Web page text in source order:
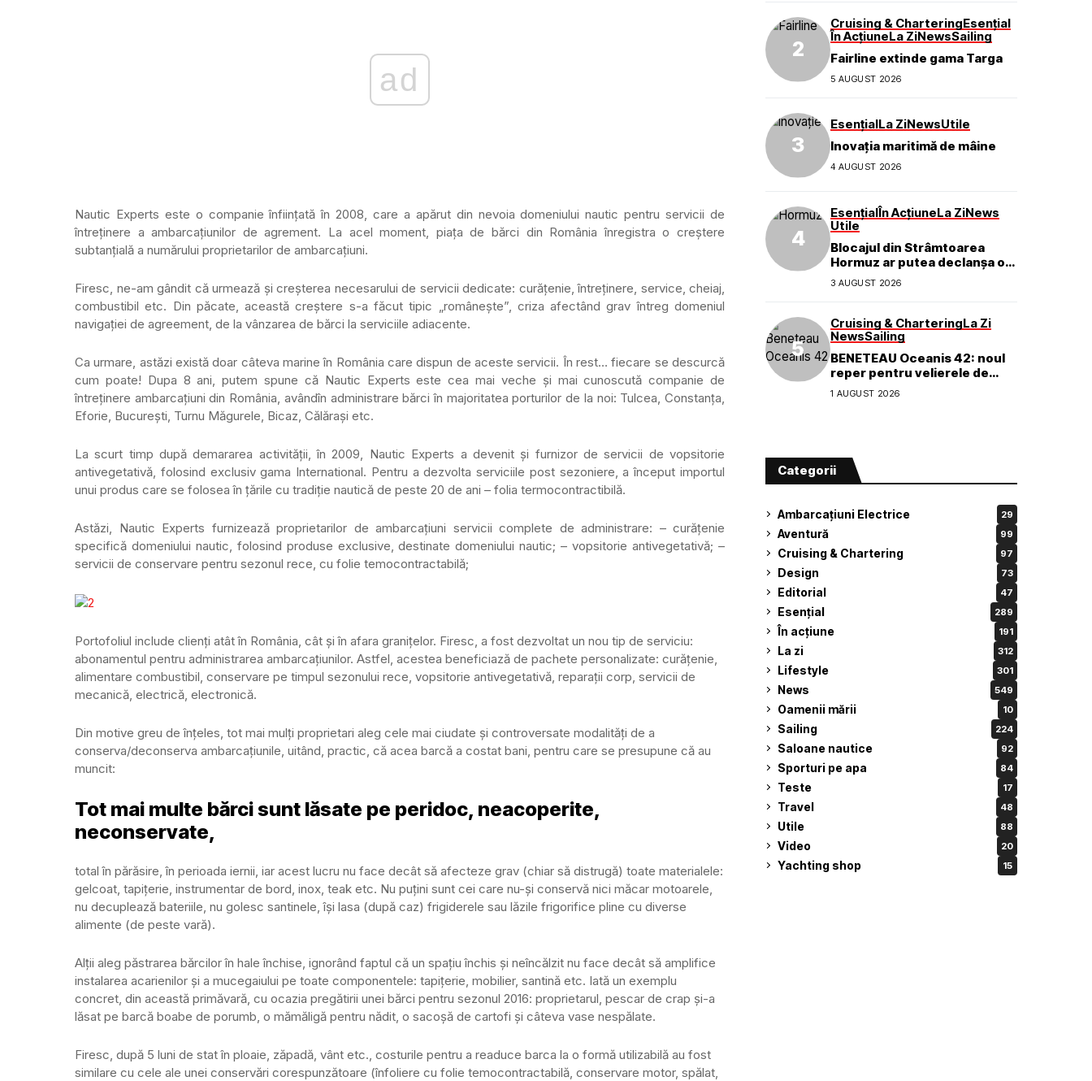
ad
Nautic Experts este o companie înființată în 2008, care a apărut din nevoia domeniului nautic pentru servicii de
întreținere a ambarcațiunilor de agrement. La acel moment, piața de bărci din România înregistra o creștere
subtanțială a numărului proprietarilor de ambarcațiuni.
Firesc, ne-am gândit că urmează și creșterea necesarului de servicii dedicate: curățenie, întreținere, service, cheiaj,
combustibil etc. Din păcate, această creștere s-a făcut tipic „românește”, criza afectând grav întreg domeniul
navigației de agreement, de la vânzarea de bărci la serviciile adiacente.
Ca urmare, astăzi există doar câteva marine în România care dispun de aceste servicii. În rest… fiecare se descurcă
cum poate! Dupa 8 ani, putem spune că Nautic Experts este cea mai veche și mai cunoscută companie de
întreținere ambarcațiuni din România, avândîn administrare bărci în majoritatea porturilor de la noi: Tulcea, Constanța,
Eforie, București, Turnu Măgurele, Bicaz, Călărași etc.
La scurt timp după demararea activității, în 2009, Nautic Experts a devenit și furnizor de servicii de vopsitorie
antivegetativă, folosind exclusiv gama International. Pentru a dezvolta serviciile post sezoniere, a început importul
unui produs care se folosea în țările cu tradiție nautică de peste 20 de ani – folia termocontractibilă.
Astăzi, Nautic Experts furnizează proprietarilor de ambarcațiuni servicii complete de administrare: – curățenie
specifică domeniului nautic, folosind produse exclusive, destinate domeniului nautic; – vopsitorie antivegetativă; –
servicii de conservare pentru sezonul rece, cu folie temocontractabilă;
Portofoliul include clienți atât în România, cât și în afara granițelor. Firesc, a fost dezvoltat un nou tip de serviciu:
abonamentul pentru administrarea ambarcațiunilor. Astfel, acestea beneficiază de pachete personalizate: curățenie,
alimentare combustibil, conservare pe timpul sezonului rece, vopsitorie antivegetativă, reparații corp, servicii de
mecanică, electrică, electronică.
Din motive greu de înțeles, tot mai mulți proprietari aleg cele mai ciudate și controversate modalități de a
conserva/deconserva ambarcațiunile, uitând, practic, că acea barcă a costat bani, pentru care se presupune că au
muncit:
Tot mai multe bărci sunt lăsate pe peridoc, neacoperite,
neconservate,
total în părăsire, în perioada iernii, iar acest lucru nu face decât să afecteze grav (chiar să distrugă) toate materialele:
gelcoat, tapițerie, instrumentar de bord, inox, teak etc. Nu puțini sunt cei care nu-și conservă nici măcar motoarele,
nu decuplează bateriile, nu golesc santinele, își lasa (după caz) frigiderele sau lăzile frigorifice pline cu diverse
alimente (de peste vară).
Alții aleg păstrarea bărcilor în hale închise, ignorând faptul că un spațiu închis și neîncălzit nu face decât să amplifice
instalarea acarienilor și a mucegaiului pe toate componentele: tapițerie, mobilier, santină etc. Iată un exemplu
concret, din această primăvară, cu ocazia pregătirii unei bărci pentru sezonul 2016: proprietarul, pescar de crap și-a
lăsat pe barcă boabe de porumb, o mămăligă pentru nădit, o sacoșă de cartofi și câteva vase nespălate.
Firesc, după 5 luni de stat în ploaie, zăpadă, vânt etc., costurile pentru a readuce barca la o formă utilizabilă au fost
similare cu cele ale unei conservări corespunzătoare (înfoliere cu folie temocontractabilă, conservare motor, spălat,
Cruising & CharteringEsențial
În AcțiuneLa ZiNewsSailing
Fairline extinde gama Targa
5 AUGUST 2026
EsențialLa ZiNewsUtile
Inovația maritimă de mâine
4 AUGUST 2026
EsențialÎn AcțiuneLa ZiNews
Utile
Blocajul din Strâmtoarea
Hormuz ar putea declanșa o
criză ecologică globală
3 AUGUST 2026
Cruising & CharteringLa Zi
NewsSailing
BENETEAU Oceanis 42: noul
reper pentru velierele de
croazieră de 40 de picioare
1 AUGUST 2026
Categorii
Ambarcațiuni Electrice 29
Aventură 99
Cruising & Chartering 97
Design 73
Editorial 47
Esențial 289
În acțiune 191
La zi 312
Lifestyle 301
News 549
Oamenii mării 10
Sailing 224
Saloane nautice 92
Sporturi pe apa 84
Teste 17
Travel 48
Utile 88
Video 20
Yachting shop 15